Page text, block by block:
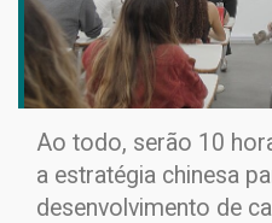
Ao todo, serão 10
a estratégia chinesa
desenvolvimento de